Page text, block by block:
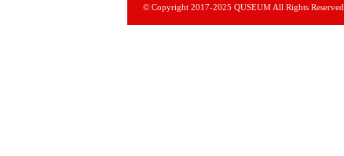
© Copyright 2017-2025 QUSEUM All Rights Reserved